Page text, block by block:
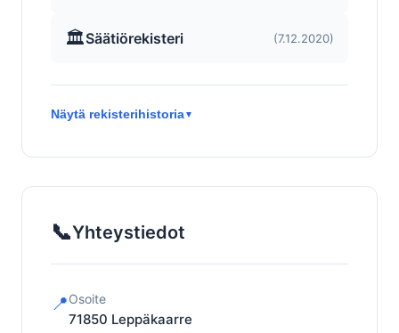
🏛️Säätiörekisteri (7.12.2020)
Näytä rekisterihistoria▼
📞Yhteystiedot
📍Osoite
71850 Leppäkaarre